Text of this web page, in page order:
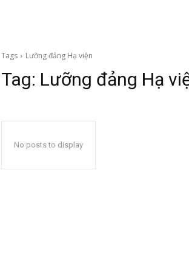
Tags Lưỡng đảng Hạ viện
Tag: Lưỡng đảng Hạ
No posts to display